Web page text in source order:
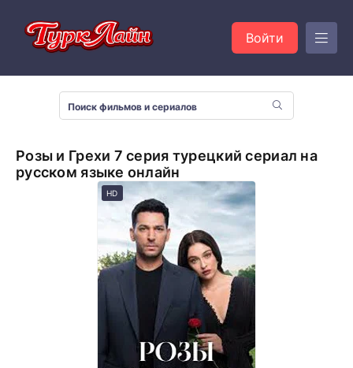
Войти
Розы и Грехи 7 серия турецкий сериал на
русском языке онлайн
HD